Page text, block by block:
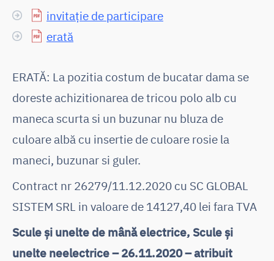
invitație de participare
erată
ERATĂ: La pozitia costum de bucatar dama se
doreste achizitionarea de tricou polo alb cu
maneca scurta si un buzunar nu bluza de
culoare albă cu insertie de culoare rosie la
maneci, buzunar si guler.
Contract nr 26279/11.12.2020 cu SC GLOBAL
SISTEM SRL in valoare de 14127,40 lei fara TVA
Scule și unelte de mână electrice, Scule și
unelte neelectrice – 26.11.2020 – atribuit